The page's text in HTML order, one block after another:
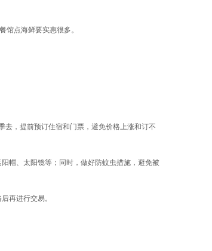
馆点海鲜要实惠很多。
去，提前预订住宿和门票，避免价格上涨和订不
帽、太阳镜等；同时，做好防蚊虫措施，避免被
再进行交易。